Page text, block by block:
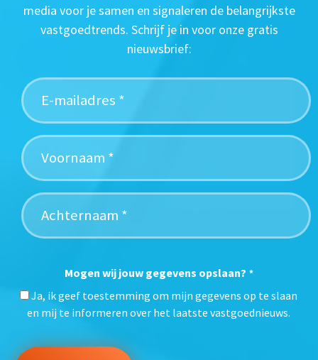
media voor je samen en signaleren de belangrijkste
vastgoedtrends. Schrijf je in voor onze gratis
nieuwsbrief:
Mogen wij jouw gegevens opslaan? *
Ja, ik geef toestemming om mijn gegevens op te slaan
en mij te informeren over het laatste vastgoednieuws.